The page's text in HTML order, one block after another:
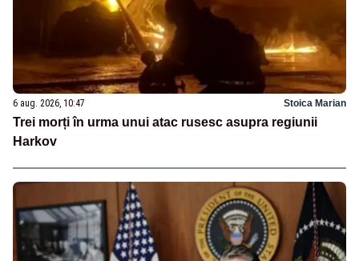
6 aug. 2026, 10:47 Stoica Marian
Trei morți în urma unui atac rusesc asupra regiunii
Harkov